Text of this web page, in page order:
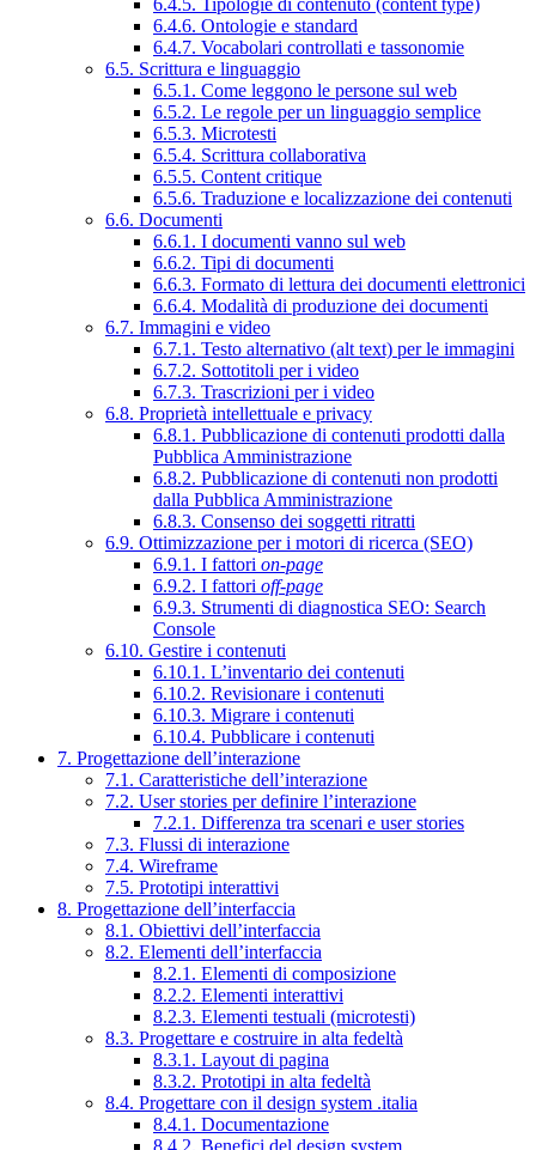
6.4.6. Ontologie e standard
6.4.7. Vocabolari controllati e tassonomie
6.5. Scrittura e linguaggio
6.5.1. Come leggono le persone sul web
6.5.2. Le regole per un linguaggio semplice
6.5.3. Microtesti
6.5.4. Scrittura collaborativa
6.5.5. Content critique
6.5.6. Traduzione e localizzazione dei contenuti
6.6. Documenti
6.6.1. I documenti vanno sul web
6.6.2. Tipi di documenti
6.6.3. Formato di lettura dei documenti elettronici
6.6.4. Modalità di produzione dei documenti
6.7. Immagini e video
6.7.1. Testo alternativo (alt text) per le immagini
6.7.2. Sottotitoli per i video
6.7.3. Trascrizioni per i video
6.8. Proprietà intellettuale e privacy
6.8.1. Pubblicazione di contenuti prodotti dalla
Pubblica Amministrazione
6.8.2. Pubblicazione di contenuti non prodotti
dalla Pubblica Amministrazione
6.8.3. Consenso dei soggetti ritratti
6.9. Ottimizzazione per i motori di ricerca (SEO)
6.9.1. I fattori on-page
6.9.2. I fattori off-page
6.9.3. Strumenti di diagnostica SEO: Search
Console
6.10. Gestire i contenuti
6.10.1. L’inventario dei contenuti
6.10.2. Revisionare i contenuti
6.10.3. Migrare i contenuti
6.10.4. Pubblicare i contenuti
7. Progettazione dell’interazione
7.1. Caratteristiche dell’interazione
7.2. User stories per definire l’interazione
7.2.1. Differenza tra scenari e user stories
7.3. Flussi di interazione
7.4. Wireframe
7.5. Prototipi interattivi
8. Progettazione dell’interfaccia
8.1. Obiettivi dell’interfaccia
8.2. Elementi dell’interfaccia
8.2.1. Elementi di composizione
8.2.2. Elementi interattivi
8.2.3. Elementi testuali (microtesti)
8.3. Progettare e costruire in alta fedeltà
8.3.1. Layout di pagina
8.3.2. Prototipi in alta fedeltà
8.4. Progettare con il design system .italia
8.4.1. Documentazione
8.4.2. Benefici del design system